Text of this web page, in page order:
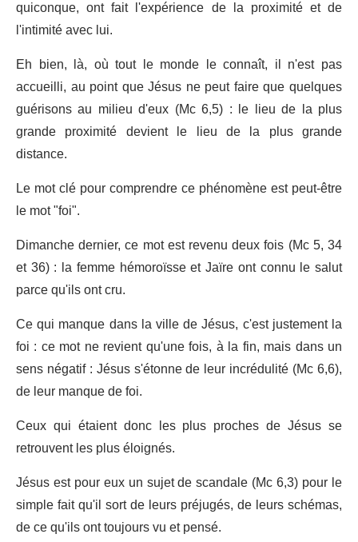
quiconque, ont fait l'expérience de la proximité et de
l'intimité avec lui.
Eh bien, là, où tout le monde le connaît, il n'est pas
accueilli, au point que Jésus ne peut faire que quelques
guérisons au milieu d'eux (Mc 6,5) : le lieu de la plus
grande proximité devient le lieu de la plus grande
distance.
Le mot clé pour comprendre ce phénomène est peut-être
le mot "foi".
Dimanche dernier, ce mot est revenu deux fois (Mc 5, 34
et 36) : la femme hémoroïsse et Jaïre ont connu le salut
parce qu'ils ont cru.
Ce qui manque dans la ville de Jésus, c'est justement la
foi : ce mot ne revient qu'une fois, à la fin, mais dans un
sens négatif : Jésus s'étonne de leur incrédulité (Mc 6,6),
de leur manque de foi.
Ceux qui étaient donc les plus proches de Jésus se
retrouvent les plus éloignés.
Jésus est pour eux un sujet de scandale (Mc 6,3) pour le
simple fait qu'il sort de leurs préjugés, de leurs schémas,
de ce qu'ils ont toujours vu et pensé.